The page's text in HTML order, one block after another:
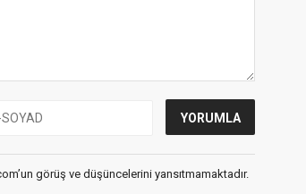
görüş ve düşüncelerini yansıtmamaktadır.